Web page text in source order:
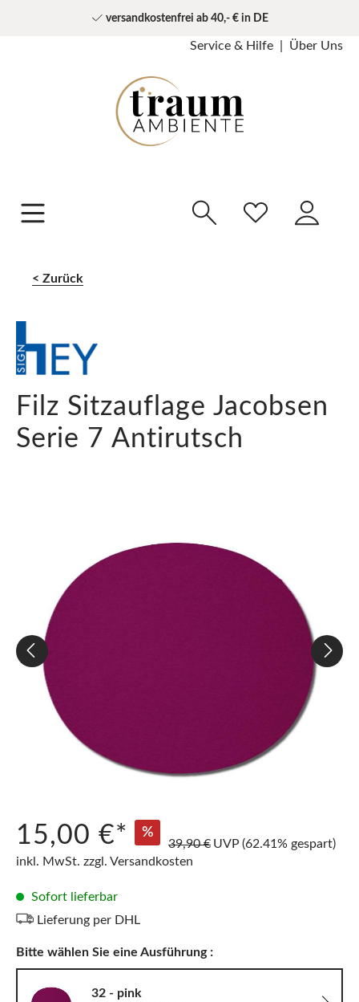
versandkostenfrei ab 40,- € in DE
Service & Hilfe Über Uns
Zurück
Filz Sitzauflage Jacobsen
Serie 7 Antirutsch
15,00 €* %
39,90 € UVP (62.41% gespart)
inkl. MwSt. zzgl. Versandkosten
Sofort lieferbar
Lieferung per DHL
Bitte wählen Sie eine Ausführung :
32 - pink